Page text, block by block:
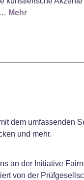
Mehr
dem umfassenden
und mehr.
an der Initiative
von der